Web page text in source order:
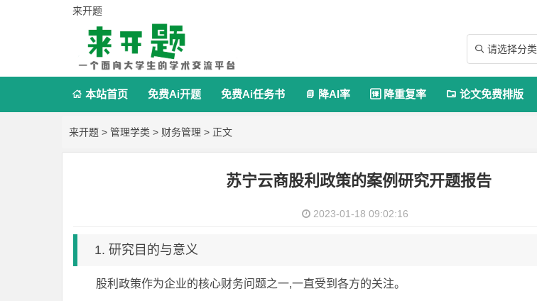
来开题
 请选择分类
 本站首页 免费Ai开题 免费Ai任务书  降AI率  降重复率  论文免费排版
来开题 > 管理学类 > 财务管理 > 正文
苏宁云商股利政策的案例研究开题报告
2023-01-18 09:02:16
1. 研究目的与意义
股利政策作为企业的核心财务问题之一,一直受到各方的关注。